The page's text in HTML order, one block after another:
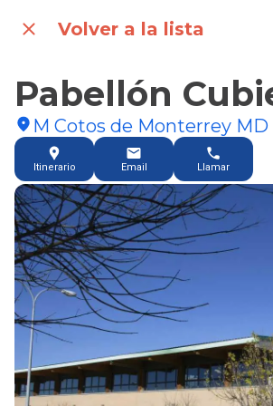
Volver a la lista
Pabellón
M Cotos de Monterrey MD
Itinerario Email Llamar